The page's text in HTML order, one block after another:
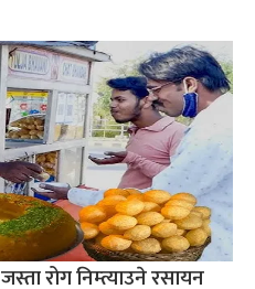
रोग निम्त्याउने रसायन